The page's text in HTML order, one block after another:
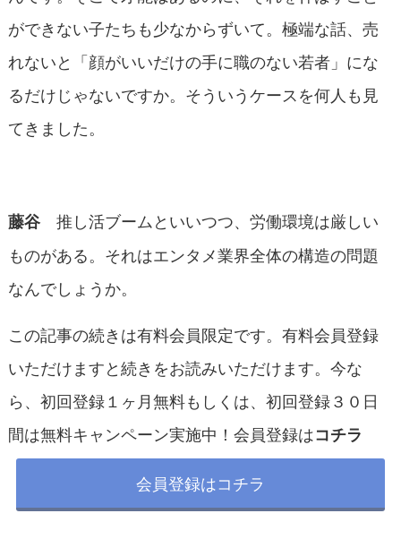
ができない子たちも少なからずいて。極端な話、売
れないと「顔がいいだけの手に職のない若者」にな
るだけじゃないですか。そういうケースを何人も見
てきました。
藤谷 推し活ブームといいつつ、労働環境は厳しい
ものがある。それはエンタメ業界全体の構造の問題
なんでしょうか。
この記事の続きは有料会員限定です。有料会員登録
いただけますと続きをお読みいただけます。今な
ら、初回登録１ヶ月無料もしくは、初回登録３０日
間は無料キャンペーン実施中！会員登録はコチラ
会員登録はコチラ